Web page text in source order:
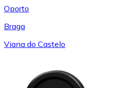
Oporto
Braga
Viana do Castelo